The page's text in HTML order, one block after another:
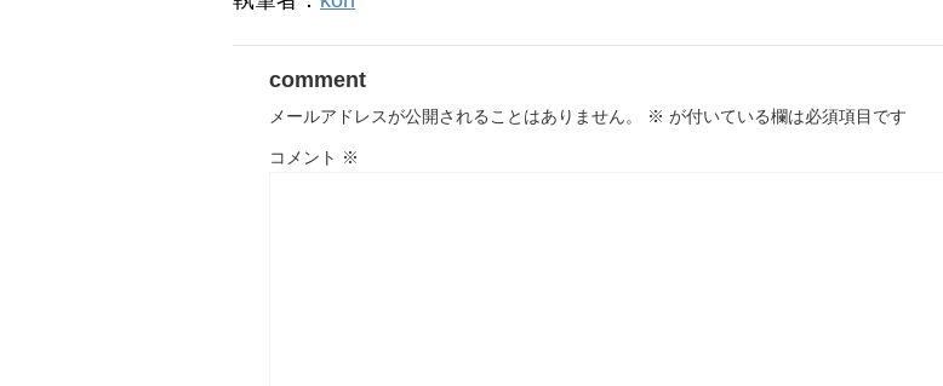
comment
メールアドレスが公開されることはありません。 ※ が付いている欄は必須項目です
コメント ※